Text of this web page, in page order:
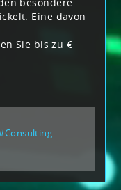
besondere
Eine davon
Sie bis zu €